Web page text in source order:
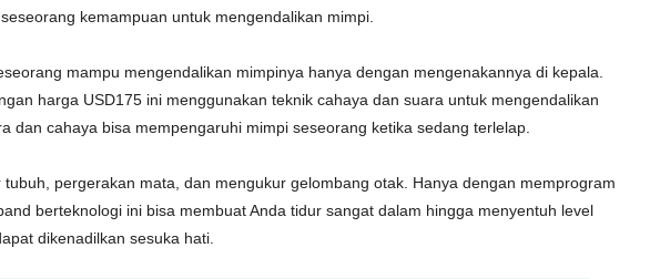
kemampuan untuk mengendalikan mimpi.
mampu mengendalikan mimpinya hanya dengan mengenakannya di kepala.
harga USD175 ini menggunakan teknik cahaya dan suara untuk mengendalikan
dan cahaya bisa mempengaruhi mimpi seseorang ketika sedang terlelap.
pergerakan mata, dan mengukur gelombang otak. Hanya dengan memprogram
berteknologi ini bisa membuat Anda tidur sangat dalam hingga menyentuh level
dikenadilkan sesuka hati.